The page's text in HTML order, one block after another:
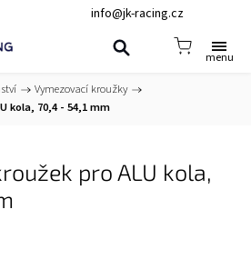
info@jk-racing.cz
/ Vymezovací kroužky /
kola, 70,4 - 54,1 mm
pro ALU kola,